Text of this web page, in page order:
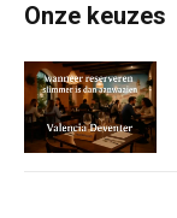
Onze keuzes